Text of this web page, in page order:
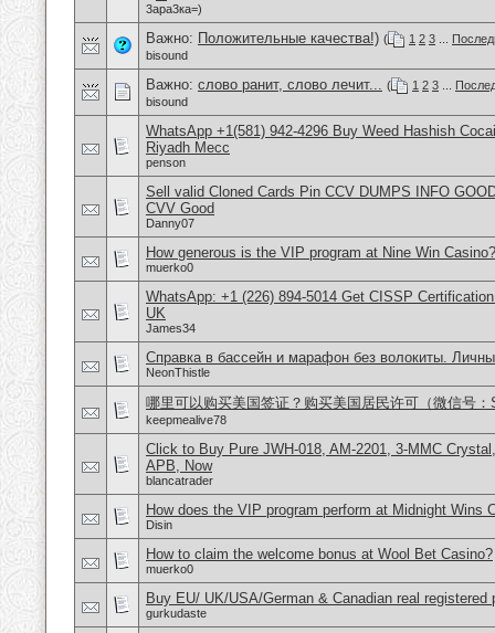
3ара3ка=)
Важно: Положительные качества!) ( 1 2 3
bisound
Важно: слово ранит, слово лечит... ( 1 2 3
bisound
WhatsApp +1(581) 942-4296 Buy Weed Hashish
Riyadh Mecc
penson
Sell valid Cloned Cards Pin CCV DUMPS INFO
CVV Good
Danny07
How generous is the VIP program at Nine Win Casino?
muerko0
WhatsApp: +1 (226) 894-5014​ Get CISSP
UK
James34
Справка в бассейн и марафон без волокиты.
NeonThistle
哪里可以购买美国签证？购买美国居民许可（微信号：
keepmealive78
Click to Buy Pure JWH-018, AM-2201, 3-MMC
APB, Now
blancatrader
How does the VIP program perform at Midnight Wins
Disin
How to claim the welcome bonus at Wool Bet Casino?
muerko0
Buy EU/ UK/USA/German & Canadian real
gurkudaste